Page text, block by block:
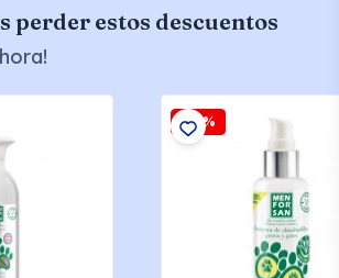
perder estos descuentos
-15%